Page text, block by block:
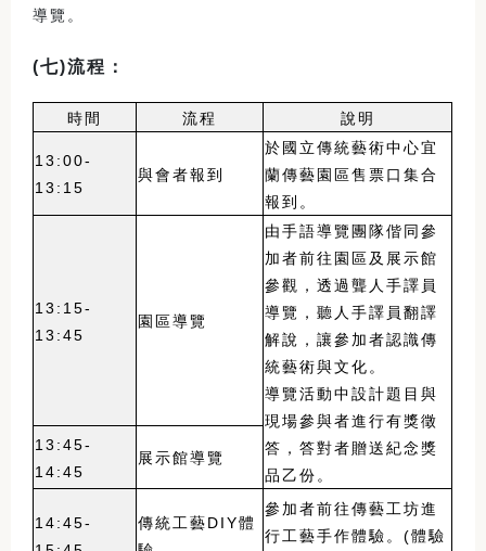
導覽。
(七)流程：
時間 流程 說明
13:00-
13:15
與會者報到
於國立傳統藝術中心宜
蘭傳藝園區售票口集合
報到。
13:15-
13:45
園區導覽
由手語導覽團隊偕同參
加者前往園區及展示館
參觀，透過聾人手譯員
導覽，聽人手譯員翻譯
解說，讓參加者認識傳
統藝術與文化。
導覽活動中設計題目與
現場參與者進行有獎徵
答，答對者贈送紀念獎
品乙份。
13:45-
14:45
展示館導覽
14:45-
傳統工藝DIY體
參加者前往傳藝工坊進
行工藝手作體驗。(體驗